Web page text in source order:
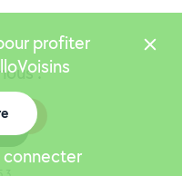
:
profiter
connecter